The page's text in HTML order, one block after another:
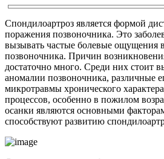
Спондилоартроз является формой
поражения позвоночника. Это
вызывать частые болевые ощущения
позвоночника. Причин
достаточно много. Среди них стоит
аномалии позвоночника, различные
микротравмы хронического
процессов, особенно в пожилом
осанки являются основными
способствуют развитию